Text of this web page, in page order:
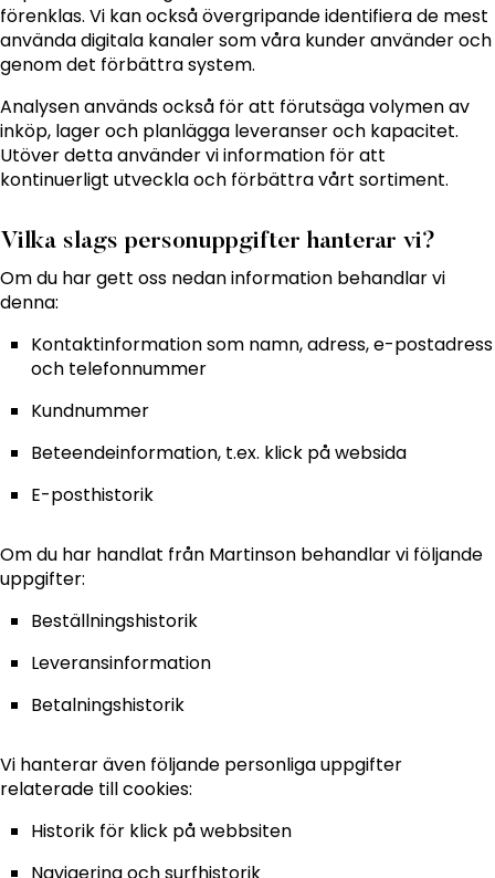
förenklas. Vi kan också övergripande identifiera de mest
använda digitala kanaler som våra kunder använder och
genom det förbättra system.
Analysen används också för att förutsäga volymen av
inköp, lager och planlägga leveranser och kapacitet.
Utöver detta använder vi information för att
kontinuerligt utveckla och förbättra vårt sortiment.
Vilka slags personuppgifter hanterar vi?
Om du har gett oss nedan information behandlar vi
denna:
Kontaktinformation som namn, adress, e-postadress
och telefonnummer
Kundnummer
Beteendeinformation, t.ex. klick på websida
E-posthistorik
Om du har handlat från Martinson behandlar vi följande
uppgifter:
Beställningshistorik
Leveransinformation
Betalningshistorik
Vi hanterar även följande personliga uppgifter
relaterade till cookies:
Historik för klick på webbsiten